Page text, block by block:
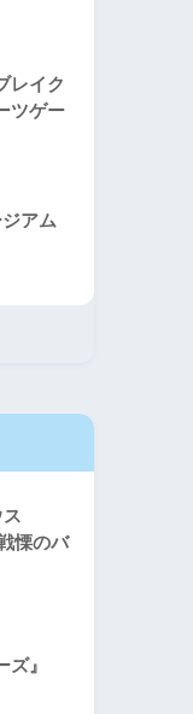
レイク
ツゲー
アム
慄のバ
ズ』